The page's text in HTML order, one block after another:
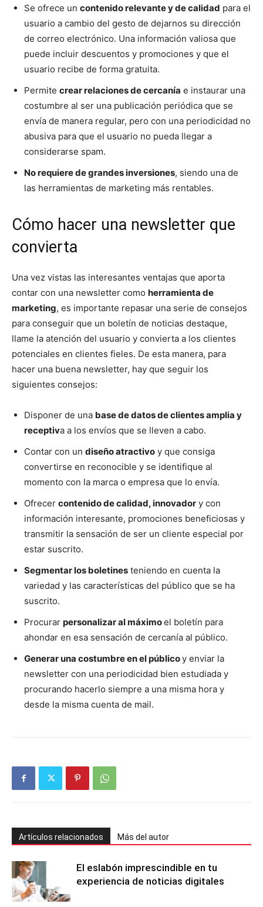
Se ofrece un contenido relevante y de calidad para el
usuario a cambio del gesto de dejarnos su dirección
de correo electrónico. Una información valiosa que
puede incluir descuentos y promociones y que el
usuario recibe de forma gratuita.
Permite crear relaciones de cercanía e instaurar una
costumbre al ser una publicación periódica que se
envía de manera regular, pero con una periodicidad no
abusiva para que el usuario no pueda llegar a
considerarse spam.
No requiere de grandes inversiones, siendo una de
las herramientas de marketing más rentables.
Cómo hacer una newsletter que
convierta
Una vez vistas las interesantes ventajas que aporta
contar con una newsletter como herramienta de
marketing, es importante repasar una serie de consejos
para conseguir que un boletín de noticias destaque,
llame la atención del usuario y convierta a los clientes
potenciales en clientes fieles. De esta manera, para
hacer una buena newsletter, hay que seguir los
siguientes consejos:
Disponer de una base de datos de clientes amplia y
receptiva a los envíos que se lleven a cabo.
Contar con un diseño atractivo y que consiga
convertirse en reconocible y se identifique al
momento con la marca o empresa que lo envía.
Ofrecer contenido de calidad, innovador y con
información interesante, promociones beneficiosas y
transmitir la sensación de ser un cliente especial por
estar suscrito.
Segmentar los boletines teniendo en cuenta la
variedad y las características del público que se ha
suscrito.
Procurar personalizar al máximoel boletín para
ahondar en esa sensación de cercanía al público.
Generar una costumbre en el públicoy enviar la
newsletter con una periodicidad bien estudiada y
procurando hacerlo siempre a una misma hora y
desde la misma cuenta de mail.
Artículos relacionados Más del autor
El eslabón imprescindible en tu
experiencia de noticias digitales